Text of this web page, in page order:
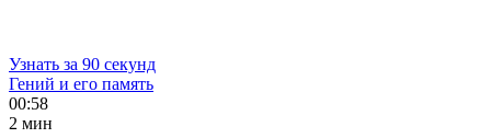
Узнать за 90 секунд
Гений и его память
00:58
2 мин